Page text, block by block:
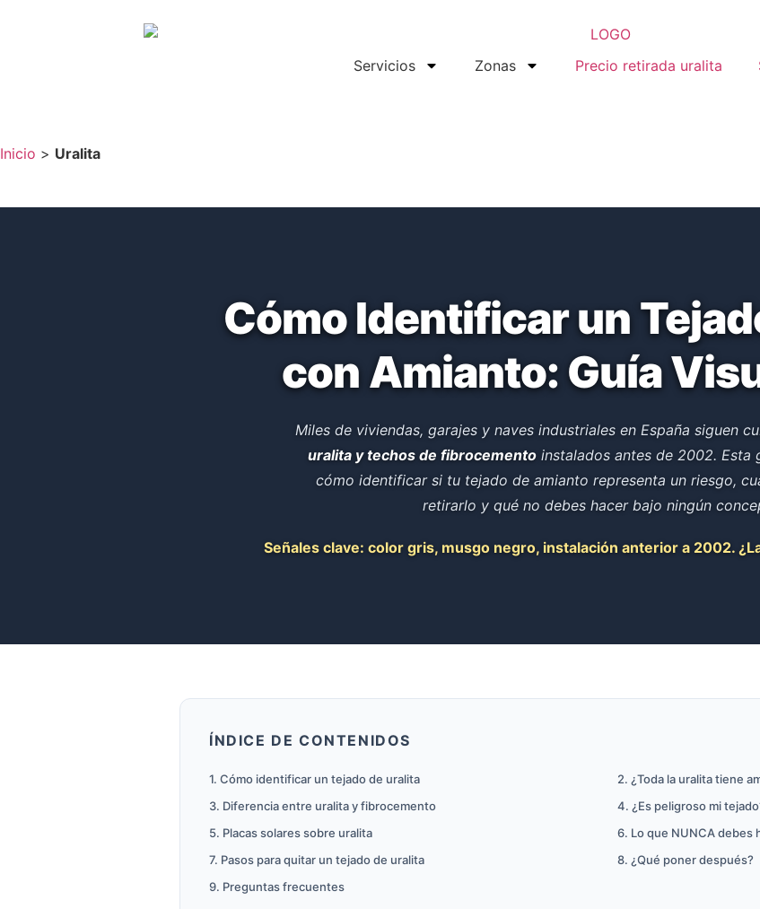
Servicios Zonas Precio retirada uralita
Inicio > Uralita
Cómo Identificar un
con Amianto: Guía
Miles de viviendas, garajes y naves industriales en España siguen
uralita y techos de fibrocemento instalados antes de 2002. Esta
cómo identificar si tu tejado de amianto representa un riesgo,
retirarlo y qué no debes hacer bajo ningún
Señales clave: color gris, musgo negro, instalación anterior a 2002.
ÍNDICE DE CONTENIDOS
1. Cómo identificar un tejado de uralita
2. ¿Toda la uralita tiene
3. Diferencia entre uralita y fibrocemento
4. ¿Es peligroso mi
5. Placas solares sobre uralita
6. Lo que NUNCA debes
7. Pasos para quitar un tejado de uralita
8. ¿Qué poner después?
9. Preguntas frecuentes